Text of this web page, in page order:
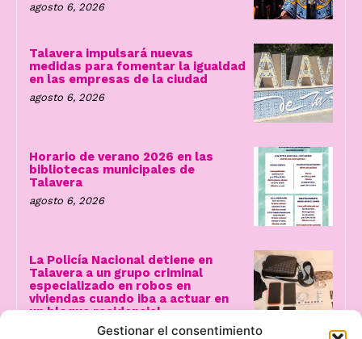
Gestionar el consentimiento
agosto 6, 2026
Talavera impulsará nuevas
medidas para fomentar la igualdad
en las empresas de la ciudad
agosto 6, 2026
Horario de verano 2026 en las
bibliotecas municipales de
Talavera
agosto 6, 2026
La Policía Nacional detiene en
Talavera a un grupo criminal
especializado en robos en
viviendas cuando iba a actuar en
un bloque residencial
agosto 6, 2026